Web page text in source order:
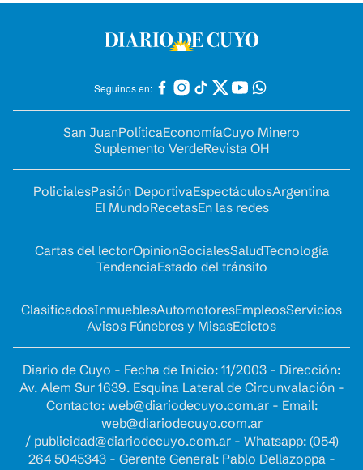
Seguinos en:
San JuanPolíticaEconomíaCuyo Minero
Suplemento VerdeRevista OH
PolicialesPasión DeportivaEspectáculosArgentina
El MundoRecetasEn las redes
Cartas del lectorOpinionSocialesSaludTecnología
TendenciaEstado del tránsito
ClasificadosInmueblesAutomotoresEmpleosServicios
Avisos Fúnebres y MisasEdictos
Diario de Cuyo - Fecha de Inicio: 11/2003 - Dirección:
Av. Alem Sur 1639. Esquina Lateral de Circunvalación -
Contacto: web@diariodecuyo.com.ar- Email:
web@diariodecuyo.com.ar
/ publicidad@diariodecuyo.com.ar- Whatsapp: (054)
264 5045343 - Gerente General: Pablo Dellazoppa -